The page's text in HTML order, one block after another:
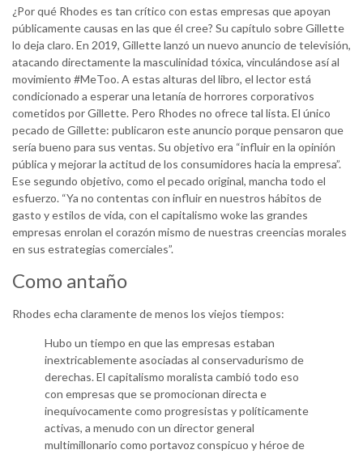
¿Por qué Rhodes es tan crítico con estas empresas que apoyan
públicamente causas en las que él cree? Su capítulo sobre Gillette
lo deja claro. En 2019, Gillette lanzó un nuevo anuncio de televisión,
atacando directamente la masculinidad tóxica, vinculándose así al
movimiento #MeToo. A estas alturas del libro, el lector está
condicionado a esperar una letanía de horrores corporativos
cometidos por Gillette. Pero Rhodes no ofrece tal lista. El único
pecado de Gillette: publicaron este anuncio porque pensaron que
sería bueno para sus ventas. Su objetivo era “influir en la opinión
pública y mejorar la actitud de los consumidores hacia la empresa”.
Ese segundo objetivo, como el pecado original, mancha todo el
esfuerzo. “Ya no contentas con influir en nuestros hábitos de
gasto y estilos de vida, con el capitalismo woke las grandes
empresas enrolan el corazón mismo de nuestras creencias morales
en sus estrategias comerciales”.
Como antaño
Rhodes echa claramente de menos los viejos tiempos:
Hubo un tiempo en que las empresas estaban
inextricablemente asociadas al conservadurismo de
derechas. El capitalismo moralista cambió todo eso
con empresas que se promocionan directa e
inequívocamente como progresistas y políticamente
activas, a menudo con un director general
multimillonario como portavoz conspicuo y héroe de